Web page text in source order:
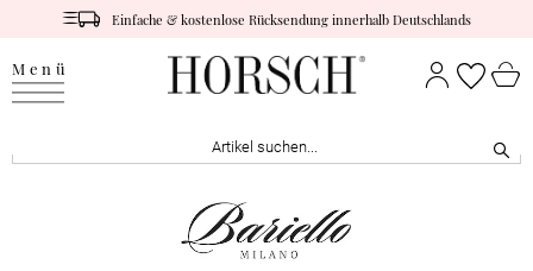
Einfache & kostenlose Rücksendung innerhalb Deutschlands
Menü